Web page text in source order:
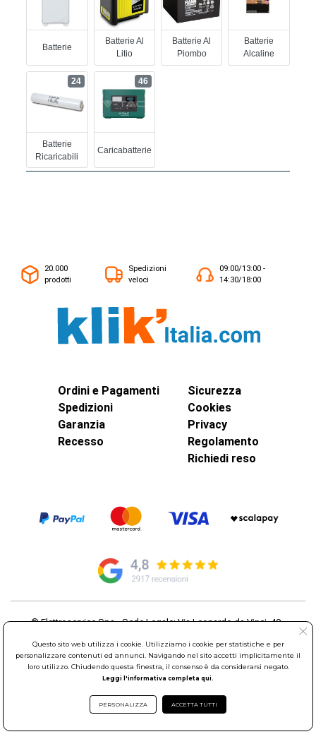
Batterie
Batterie Al
Litio
Batterie Al
Piombo
Batterie
Alcaline
Batterie
Ricaricabili
24
Caricabatterie
46
20.000
prodotti
Spedizioni
veloci
09:00/13:00 -
14:30/18:00
Ordini e Pagamenti
Spedizioni
Garanzia
Recesso
Sicurezza
Cookies
Privacy
Regolamento
Richiedi reso
© Elettroservice Spa - Sede Legale: Via Leonardo da Vinci, 40 -
Partita Iva: 01586761007 - Codice Fiscale: 06634500588 Capitale
Sociale 1.600.000,00 Euro i.v. Iscritto al Registro delle Imprese di
Roma REA: RM-535144
Scalo (RM) - Telefono:06.90095358
Questo sito web utilizza i cookie. Utilizziamo i cookie per statistiche e per
personalizzare contenuti ed annunci. Navigando nel sito accetti implicitamente il
loro utilizzo. Chiudendo questa finestra, il consenso è da considerarsi negato.
Leggi l'informativa completa qui.
PERSONALIZZA ACCETTA TUTTI